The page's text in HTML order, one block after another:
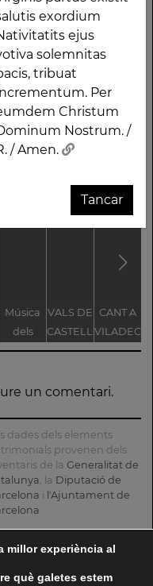
/ Amen.
Tancar
/ Amen.
Música
dels
Pastorets
VALS DE
CASTELLET
CANT A
un comentari.
dades dels elements
provenen dels
de la Generalitat de
, la Diputació de
i l'Ajuntament de
base ha estat
amb dades de la
Cartogràfic i
millor experiència al
què galetes estem